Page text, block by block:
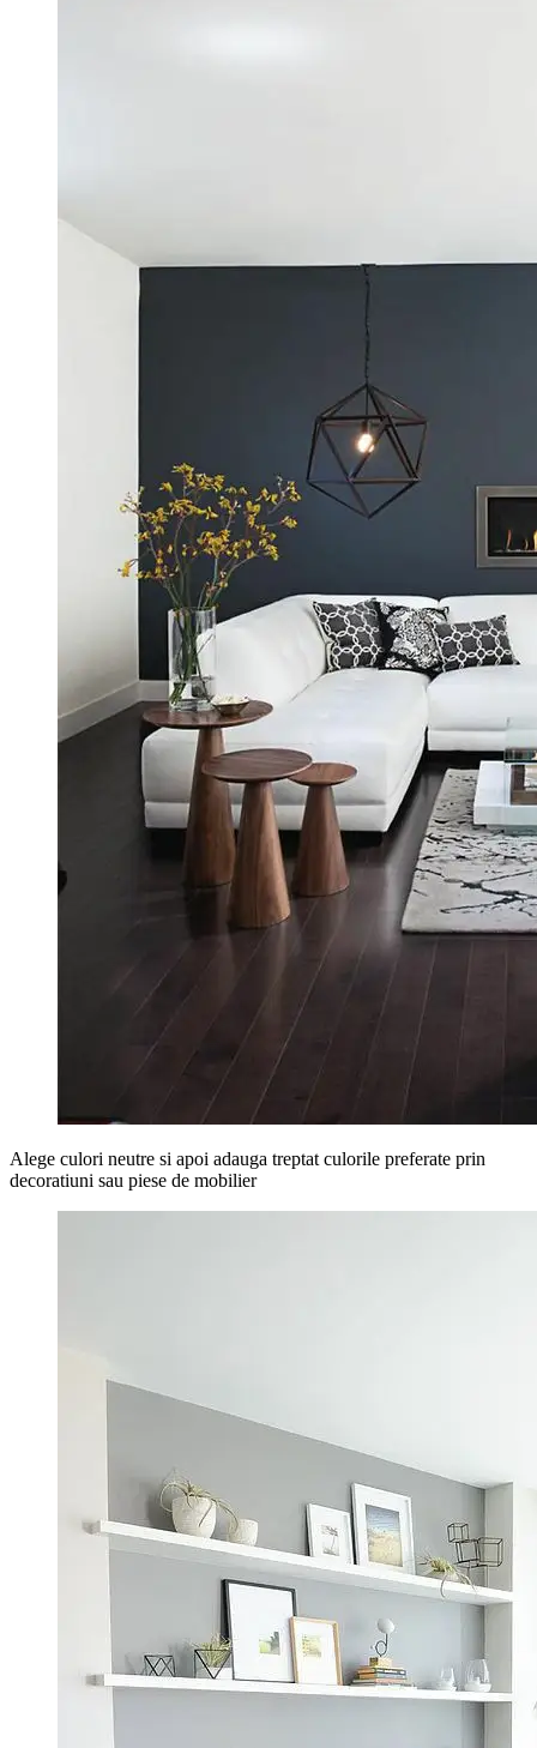
Alege culori neutre si apoi adauga treptat culorile preferate prin
decoratiuni sau piese de mobilier